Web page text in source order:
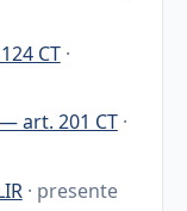
CT ·
art. 201 CT ·
· presente